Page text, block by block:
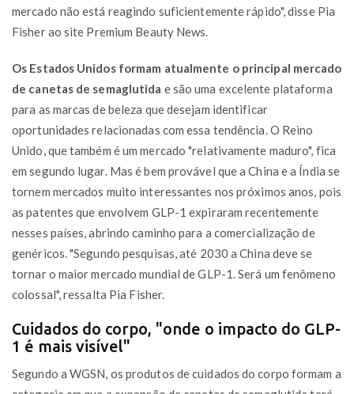
mercado não está reagindo suficientemente rápido", disse Pia
Fisher ao site Premium Beauty News.
Os Estados Unidos formam atualmente o principal mercado
de canetas de semaglutida e são uma excelente plataforma
para as marcas de beleza que desejam identificar
oportunidades relacionadas com essa tendência. O Reino
Unido, que também é um mercado "relativamente maduro", fica
em segundo lugar. Mas é bem provável que a China e a Índia se
tornem mercados muito interessantes nos próximos anos, pois
as patentes que envolvem GLP-1 expiraram recentemente
nesses países, abrindo caminho para a comercialização de
genéricos. "Segundo pesquisas, até 2030 a China deve se
tornar o maior mercado mundial de GLP-1. Será um fenômeno
colossal", ressalta Pia Fisher.
Cuidados do corpo, "onde o impacto do GLP-
1 é mais visível"
Segundo a WGSN, os produtos de cuidados do corpo formam a